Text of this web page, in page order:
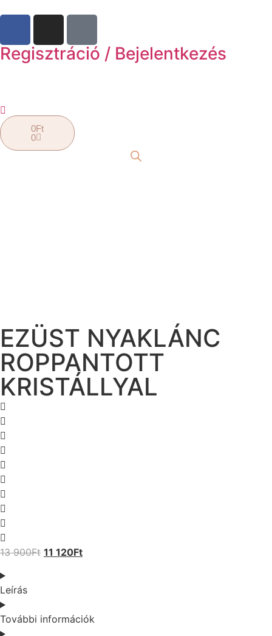
Regisztráció / Bejelentkezés
0Ft
0
EZÜST NYAKLÁNC
ROPPANTOTT
KRISTÁLLYAL
13 900Ft 11 120Ft
Leírás
További információk